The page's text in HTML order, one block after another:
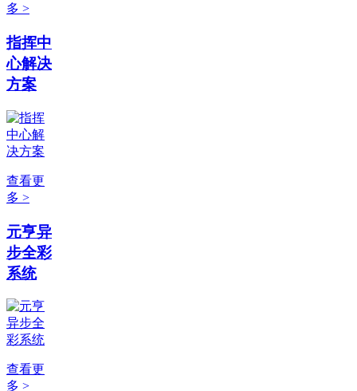
多 >
指挥中
心解决
方案
查看更
多 >
元亨异
步全彩
系统
查看更
多 >